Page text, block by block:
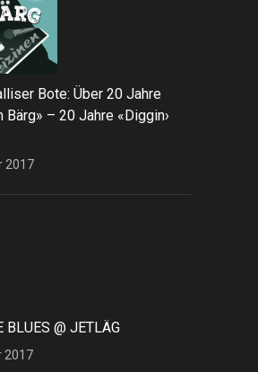
Bote: Über 20 Jahre
Bärg» – 20 Jahre «Diggin›
2017
BLUES @ JETLÄG
2017